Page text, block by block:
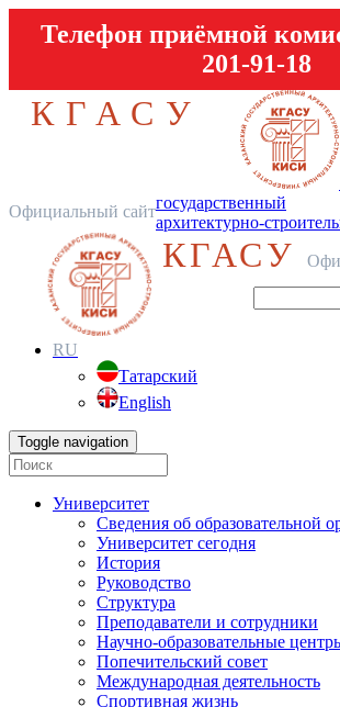
Телефон приёмной
201-91-18
КГАСУ
Официальный сайтгосударственный
архитектурно-
КГАСУ
RU
Татарский
English
Toggle navigation
Университет
Сведения об образовательной
Университет сегодня
История
Руководство
Структура
Преподаватели и сотрудники
Научно-образовательные
Попечительский совет
Международная деятельность
Спортивная жизнь